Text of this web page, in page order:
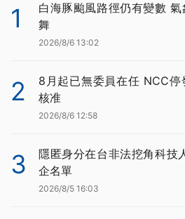
1
白海豚颱風路徑仍有變數
舞
2026/8/6 13:02
2
8月起已無委員在任 NCC停
核准
2026/8/6 12:58
3
隱匿身分在台非法挖角科技
企名單
2026/8/5 16:03